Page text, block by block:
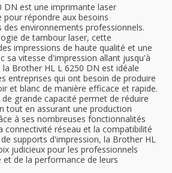
DN est une imprimante laser
répondre aux besoins
environnements professionnels.
de tambour laser, cette
impressions de haute qualité et une
sa vitesse d'impression allant jusqu'à
Brother HL L 6250 DN est idéale
entreprises qui ont besoin de produire
et blanc de manière efficace et rapide.
grande capacité permet de réduire
tout en assurant une production
à ses nombreuses fonctionnalités
connectivité réseau et la compatibilité
supports d'impression, la Brother HL
judicieux pour les professionnels
et de la performance de leurs